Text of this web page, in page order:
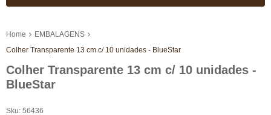
Home
EMBALAGENS
Colher Transparente 13 cm c/ 10 unidades - BlueStar
Colher Transparente 13 cm c/ 10 unidades -
BlueStar
Sku: 56436